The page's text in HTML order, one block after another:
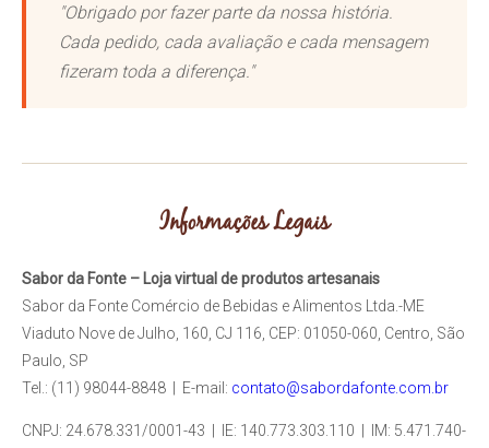
"Obrigado por fazer parte da nossa história.
Cada pedido, cada avaliação e cada mensagem
fizeram toda a diferença."
Informações Legais
Sabor da Fonte – Loja virtual de produtos artesanais
Sabor da Fonte Comércio de Bebidas e Alimentos Ltda.-ME
Viaduto Nove de Julho, 160, CJ 116, CEP: 01050-060, Centro, São
Paulo, SP
Tel.: (11) 98044-8848 | E-mail: contato@sabordafonte.com.br
CNPJ: 24.678.331/0001-43 | IE: 140.773.303.110 | IM: 5.471.740-